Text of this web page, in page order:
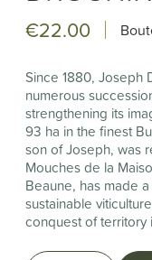
€22.00
Since 1880, Joseph
numerous
strengthening its
93 ha in the finest
son of Joseph, was
Mouches de la
Beaune, has made
sustainable
conquest of territory